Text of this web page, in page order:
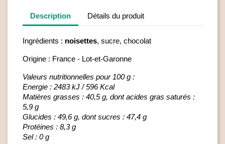
Description Détails du produit
Ingrédients : noisettes, sucre, chocolat
Origine : France - Lot-et-Garonne
Valeurs nutritionnelles pour 100 g :
Energie : 2483 kJ / 596 Kcal
Matières grasses : 40,5 g, dont acides gras saturés :
5,9 g
Glucides : 49,6 g, dont sucres : 47,4 g
Protéines : 8,3 g
Sel : 0 g